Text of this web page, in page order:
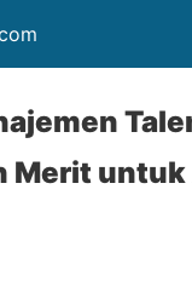
Merit untuk